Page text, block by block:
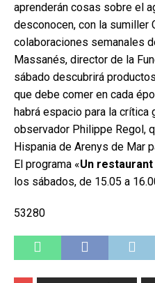
aprenderán cosas sobre el
desconocen, con la sumiller
colaboraciones semanales
Massanés, director de la
sábado descubrirá
que debe comer en cada
habrá espacio para la crítica
observador Philippe Regol,
Hispania de Arenys de Mar
El programa «Un
los sábados, de 15.05 a
53280